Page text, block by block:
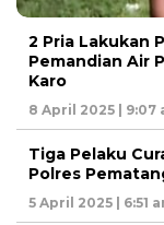
2 Pria Lakukan
Pemandian Air
Karo
8 April 2025 | 9:07
Tiga Pelaku
Polres
5 April 2025 | 6:51